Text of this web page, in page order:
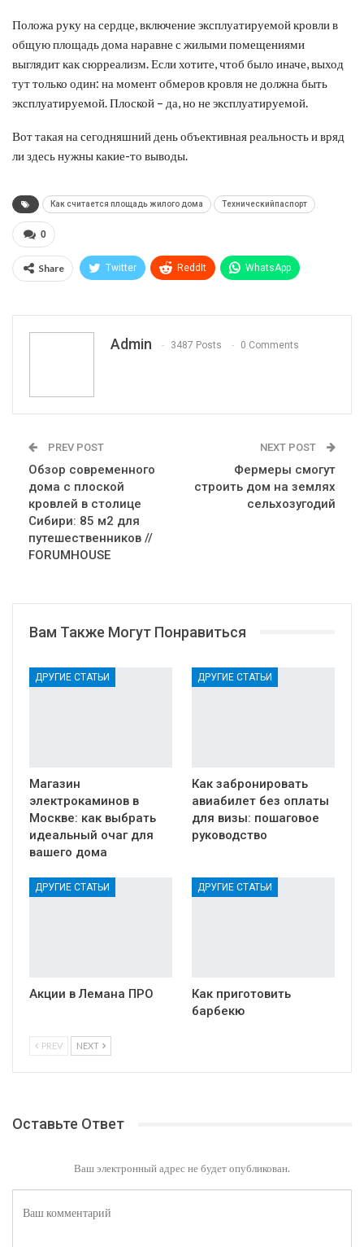
Положа руку на сердце, включение эксплуатируемой кровли в
общую площадь дома наравне с жилыми помещениями
выглядит как сюрреализм. Если хотите, чтоб было иначе, выход
тут только один: на момент обмеров кровля не должна быть
эксплуатируемой. Плоской – да, но не эксплуатируемой.
Вот такая на сегодняшний день объективная реальность и вряд
ли здесь нужны какие-то выводы.
Как считается площадь жилого дома Техническийпаспорт
0
Share Twitter ReddIt WhatsApp
Admin 3487 Posts 0 Comments
PREV POST
Обзор современного
дома с плоской
кровлей в столице
Сибири: 85 м2 для
путешественников //
FORUMHOUSE
NEXT POST
Фермеры смогут
строить дом на землях
сельхозугодий
Вам Также Могут Понравиться
ДРУГИЕ СТАТЬИ
Магазин
электрокаминов в
Москве: как выбрать
идеальный очаг для
вашего дома
ДРУГИЕ СТАТЬИ
Как забронировать
авиабилет без оплаты
для визы: пошаговое
руководство
ДРУГИЕ СТАТЬИ
Акции в Лемана ПРО
ДРУГИЕ СТАТЬИ
Как приготовить
барбекю
PREV NEXT
Оставьте Ответ
Ваш электронный адрес не будет опубликован.